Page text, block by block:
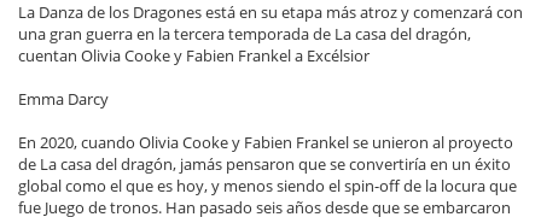
La Danza de los Dragones está en su etapa más atroz y comenzará con
una gran guerra en la tercera temporada de La casa del dragón,
cuentan Olivia Cooke y Fabien Frankel a Excélsior
Emma Darcy
En 2020, cuando Olivia Cooke y Fabien Frankel se unieron al proyecto
de La casa del dragón, jamás pensaron que se convertiría en un éxito
global como el que es hoy, y menos siendo el spin-off de la locura que
fue Juego de tronos. Han pasado seis años desde que se embarcaron